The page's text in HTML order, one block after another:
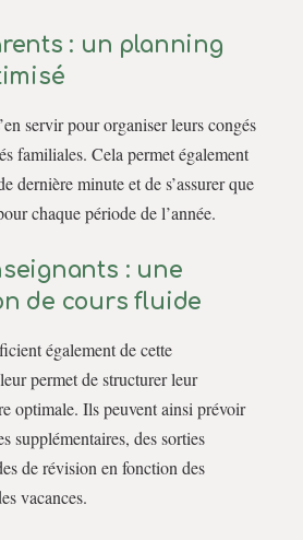
: un planning
servir pour organiser leurs congés
familiales. Cela permet également
dernière minute et de s’assurer que
chaque période de l’année.
: une
de cours fluide
également de cette
permet de structurer leur
optimale. Ils peuvent ainsi prévoir
supplémentaires, des sorties
de révision en fonction des
vacances.